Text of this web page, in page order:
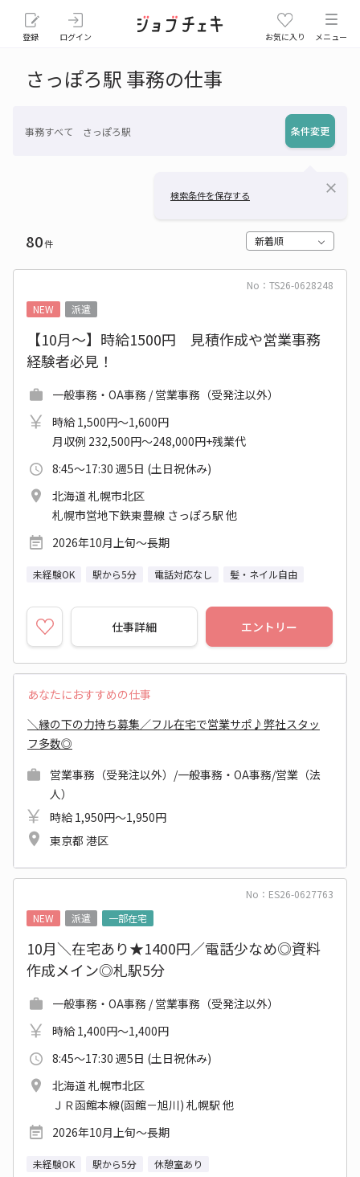
登録 ログイン お気に入り メニュー
さっぽろ駅 事務の仕事
事務すべて さっぽろ駅 条件変更
検索条件を保存する close
80件 新着順
No：TS26-0628248
NEW
派遣
【10月～】時給1500円 見積作成や営業事務
経験者必見！
一般事務・OA事務 / 営業事務（受発注以外）
時給 1,500円～1,600円
月収例 232,500円～248,000円+残業代
8:45～17:30 週5日 (土日祝休み)
北海道 札幌市北区
札幌市営地下鉄東豊線 さっぽろ駅 他
2026年10月上旬～長期
未経験OK 駅から5分 電話対応なし 髪・ネイル自由
仕事詳細 エントリー
あなたにおすすめの仕事
＼縁の下の力持ち募集／フル在宅で営業サポ♪弊社スタッ
フ多数◎
営業事務（受発注以外）/一般事務・OA事務/営業（法
人）
時給 1,950円～1,950円
東京都 港区
No：ES26-0627763
NEW
派遣 一部在宅
10月＼在宅あり★1400円／電話少なめ◎資料
作成メイン◎札駅5分
一般事務・OA事務 / 営業事務（受発注以外）
時給 1,400円～1,400円
8:45～17:30 週5日 (土日祝休み)
北海道 札幌市北区
ＪＲ函館本線(函館－旭川) 札幌駅 他
2026年10月上旬～長期
未経験OK 駅から5分 休憩室あり